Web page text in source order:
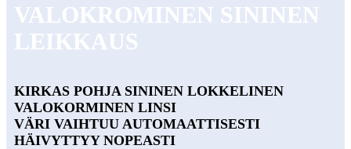
VALOKROMINEN SININEN
LEIKKAUS
KIRKAS POHJA SININEN LOKKELINEN
VALOKORMINEN LINSI
VÄRI VAIHTUU AUTOMAATTISESTI
HÄIVYTTYY NOPEASTI